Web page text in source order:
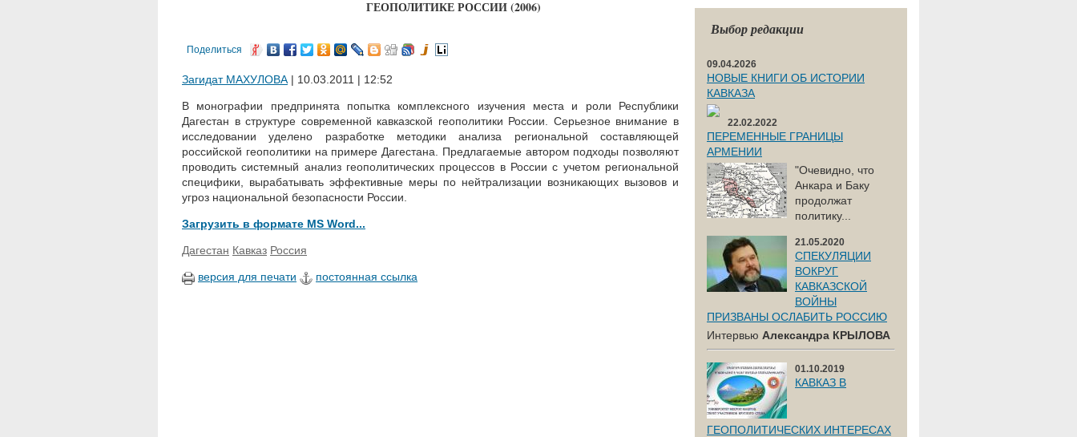
ГЕОПОЛИТИКЕ РОССИИ (2006)
Поделиться
Загидат МАХУЛОВА | 10.03.2011 | 12:52
В монографии предпринята попытка комплексного изучения места и роли Республики
Дагестан в структуре современной кавказской геополитики России. Серьезное внимание в
исследовании уделено разработке методики анализа региональной составляющей
российской геополитики на примере Дагестана. Предлагаемые автором подходы позволяют
проводить системный анализ геополитических процессов в России с учетом региональной
специфики, вырабатывать эффективные меры по нейтрализации возникающих вызовов и
угроз национальной безопасности России.
Загрузить в формате MS Word...
Дагестан Кавказ Россия
версия для печати постоянная ссылка
Выбор редакции
09.04.2026
НОВЫЕ КНИГИ ОБ ИСТОРИИ
КАВКАЗА
22.02.2022
ПЕРЕМЕННЫЕ ГРАНИЦЫ
АРМЕНИИ
"Очевидно, что
Анкара и Баку
продолжат
политику...
21.05.2020
СПЕКУЛЯЦИИ
ВОКРУГ
КАВКАЗСКОЙ
ВОЙНЫ
ПРИЗВАНЫ ОСЛАБИТЬ РОССИЮ
Интервью Александра КРЫЛОВА
01.10.2019
КАВКАЗ В
ГЕОПОЛИТИЧЕСКИХ ИНТЕРЕСАХ